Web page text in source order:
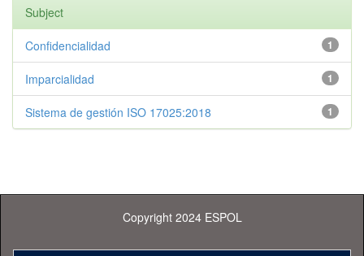
Subject
1
Confidencialidad
1
Imparcialidad
1
Sistema de gestión ISO 17025:2018
Copyright 2024 ESPOL